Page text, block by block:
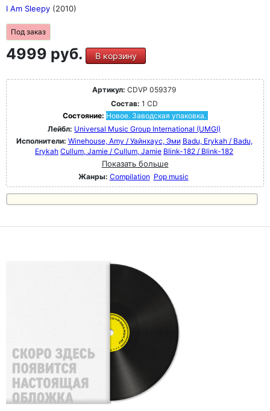
I Am Sleepy (2010)
Под заказ
4999 руб. В корзину
Артикул: CDVP 059379
Состав: 1 CD
Состояние: Новое. Заводская упаковка.
Лейбл: Universal Music Group International (UMGI)
Исполнители: Winehouse, Amy / Уайнхаус, Эми Badu, Erykah / Badu,
Erykah Cullum, Jamie / Cullum, Jamie Blink-182 / Blink-182
Показать больше
Жанры: Compilation Pop music